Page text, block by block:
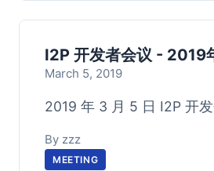
I2P 开发者会议 - 2019
March 5, 2019
2019 年 3 月 5 日 I2P 开发
By zzz
MEETING